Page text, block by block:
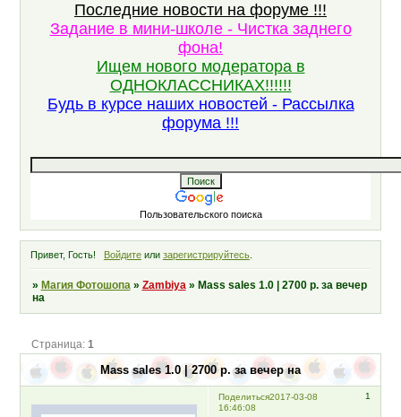
Последние новости на форуме !!!
Задание в мини-школе - Чистка заднего
фона!
Ищем нового модератора в
ОДНОКЛАССНИКАХ!!!!!!
Будь в курсе наших новостей - Рассылка
форума !!!
Пользовательского поиска
Привет, Гость! Войдитеили зарегистрируйтесь.
» Магия Фотошопа » Zambiya » Mass sales 1.0 | 2700 р. за вечер
на
Mass sales 1.0 | 2700 р. за вечер на
Страница: 1
Поделиться 1
2017-03-08
16:46:08